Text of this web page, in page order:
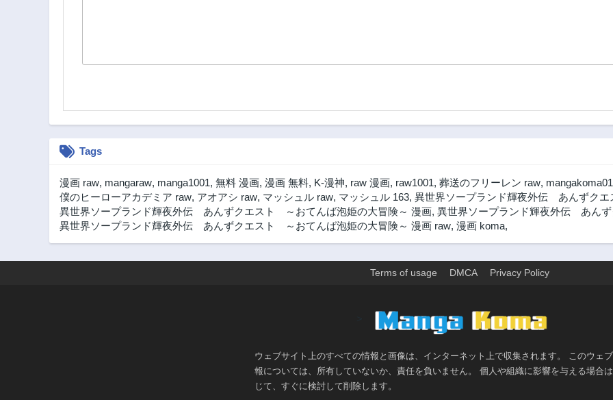
Tags
漫画 raw, mangaraw, manga1001, 無料 漫画, 漫画 無料, K-漫神, raw 漫画, raw1001, 葬送のフリーレン raw, mangakoma01
僕のヒーローアカデミア raw, アオアシ raw, マッシュル raw, マッシュル 163, 異世界ソープランド輝夜外伝 あんずク
異世界ソープランド輝夜外伝 あんずクエスト ～おてんば泡姫の大冒険～ 漫画, 異世界ソープランド輝夜外伝 あん
異世界ソープランド輝夜外伝 あんずクエスト ～おてんば泡姫の大冒険～ 漫画 raw, 漫画 koma,
Terms of usage DMCA Privacy Policy
ウェブサイト上のすべての情報と画像は、インターネット上で収集されます。 このウェ
報については、所有していないか、責任を負いません。 個人や組織に影響を与える場合
じて、すぐに検討して削除します。